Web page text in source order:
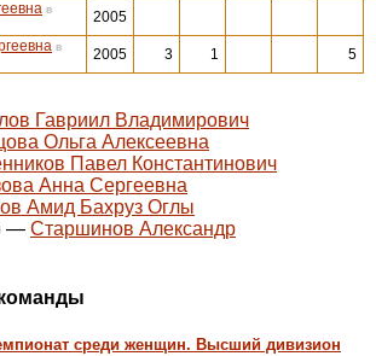
в
2005
в
2005 3 1 5
Гавриил Владимирович
Ольга Алексеевна
Павел Константинович
Анна Сергеевна
Амид Бахруз Оглы
— Старшинов Александр
среди женщин. Высший дивизион